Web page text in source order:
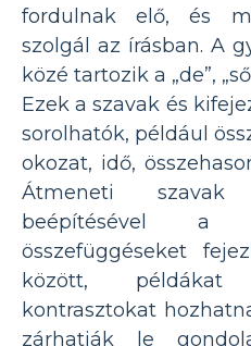
fordulnak elő, és
szolgál az írásban. A
közé tartozik a „de”,
Ezek a szavak és
sorolhatók, például
okozat, idő,
Átmeneti szavak
beépítésével a
összefüggéseket
között,
kontrasztokat
zárhatják le